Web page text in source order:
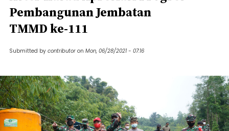
Pembangunan Jembatan
TMMD ke-111
Submitted by contributor on Mon, 06/28/2021 - 07:16